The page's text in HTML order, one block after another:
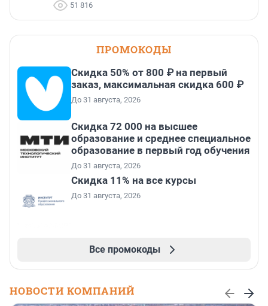
51 816
ПРОМОКОДЫ
Скидка 50% от 800 ₽ на первый
заказ, максимальная скидка 600 ₽
До 31 августа, 2026
Скидка 72 000 на высшее
образование и среднее специальное
образование в первый год обучения
До 31 августа, 2026
Скидка 11% на все курсы
До 31 августа, 2026
Все промокоды
НОВОСТИ КОМПАНИЙ